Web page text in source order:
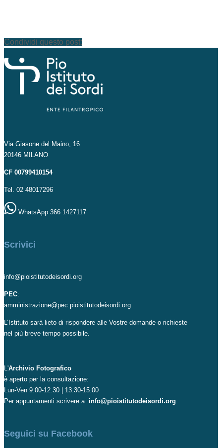
Condividi questo post:
Via Giasone del Maino, 16
20146 MILANO
CF 00799410154
Tel. 02 48017296
WhatsApp 366 1427117
Scrivici
info@pioistitutodeisordi.org
PEC:
amministrazione@pec.pioistitutodeisordi.org
L’Istituto sarà lieto di rispondere alle Vostre domande o richieste
nel più breve tempo possibile.
L'Archivio Fotografico
è aperto per la consultazione:
Lun-Ven 9.00-12.30 | 13.30-15.00
Per appuntamenti scrivere a: info@pioistitutodeisordi.org
Seguici su Facebook